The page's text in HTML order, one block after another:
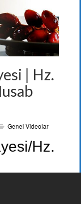
| Hz.
Genel Videolar
Hz.